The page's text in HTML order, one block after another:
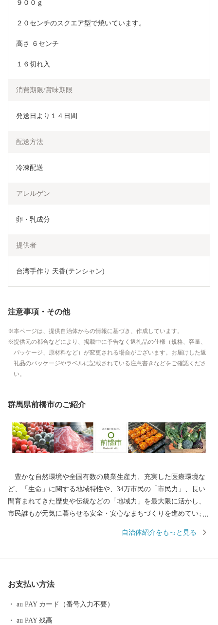
９００ｇ
２０センチのスクエア型で焼いています。
高さ ６センチ
１６切れ入
消費期限/賞味期限
発送日より１４日間
配送方法
冷凍配送
アレルゲン
卵・乳成分
提供者
台湾手作り 天香(テンシャン)
注意事項・その他
本ページは、提供自治体からの情報に基づき、作成しています。
提供元の都合などにより、掲載中に予告なく返礼品の仕様（規格、容量、
パッケージ、原材料など）が変更される場合がございます。お届けした返
礼品のパッケージやラベルに記載されている注意書きなどをご確認くださ
い。
群馬県前橋市のご紹介
豊かな自然環境や全国有数の農業生産力、充実した医療環境な
ど、「生命」に関する地域特性や、34万市民の「市民力」、長い
間育まれてきた歴史や伝統などの「地域力」を最大限に活かし、
市民誰もが元気に暮らせる安全・安心なまちづくりを進めていま
もに事業を推進したい13のプロジェクトコース と市長一任コース
づくりにご協力いただくとともに、本市在住の皆様におかれて
も、市外でご活躍されている多くの方々に、前橋市への「ふるさ
す。 全国の皆様からの温かい応援を心からお待ちしています。
自治体紹介をもっと見る
お支払い方法
au PAY カード（番号入力不要）
au PAY 残高